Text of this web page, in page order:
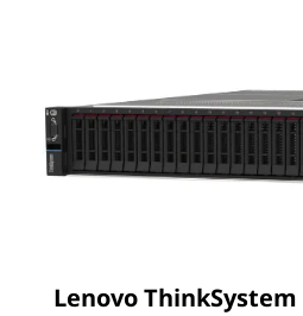
Lenovo ThinkSystem